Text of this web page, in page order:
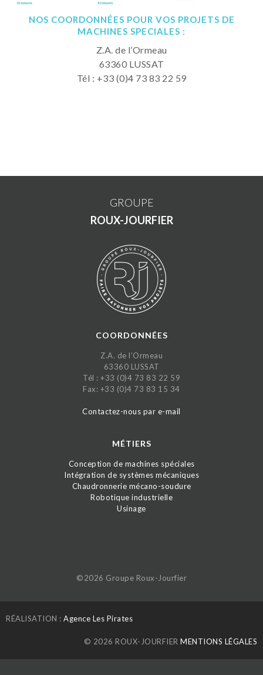
NOS COORDONNÉES POUR VOS PROJETS DE
MACHINES SPECIALES :
Z.A. de l’Ormeau
63360 LUSSAT
Tél : +33 (0)4 73 83 22 59
GROUPE
ROUX-JOURFIER
COORDONNÉES
Z.A. de l’Ormeau
63360 LUSSAT
Tél : +33 (0)4 73 83 22 59
Fax: +33 (0)4 73 83 15 34
Contactez-nous par e-mail
MÉTIERS
Conception de machines spéciales
Intégration de systèmes mécaniques
Chaudronnerie mécano-soudure
Robotique industrielle
Usinage
©2026 Groupe Roux-Jourfier
RÉALISATION : Agence Les Pirates
© 2026 ROUX-JOURFIER MENTIONS LÉGALES